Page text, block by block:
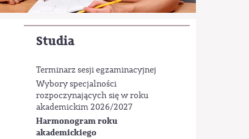
Studia
Terminarz sesji egzaminacyjnej
Wybory specjalności
rozpoczynających się w roku
akademickim 2026/2027
Harmonogram roku
akademickiego